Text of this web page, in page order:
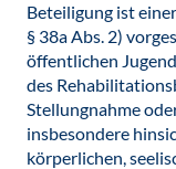
Beteiligung ist
§ 38a Abs. 2)
öffentlichen
des
Stellungnahme
insbesondere
körperlichen,